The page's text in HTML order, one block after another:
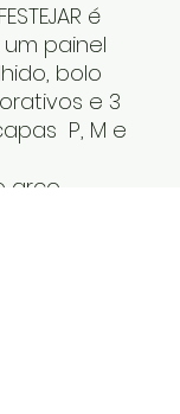
é
painel
bolo
e 3
P, M e
arco